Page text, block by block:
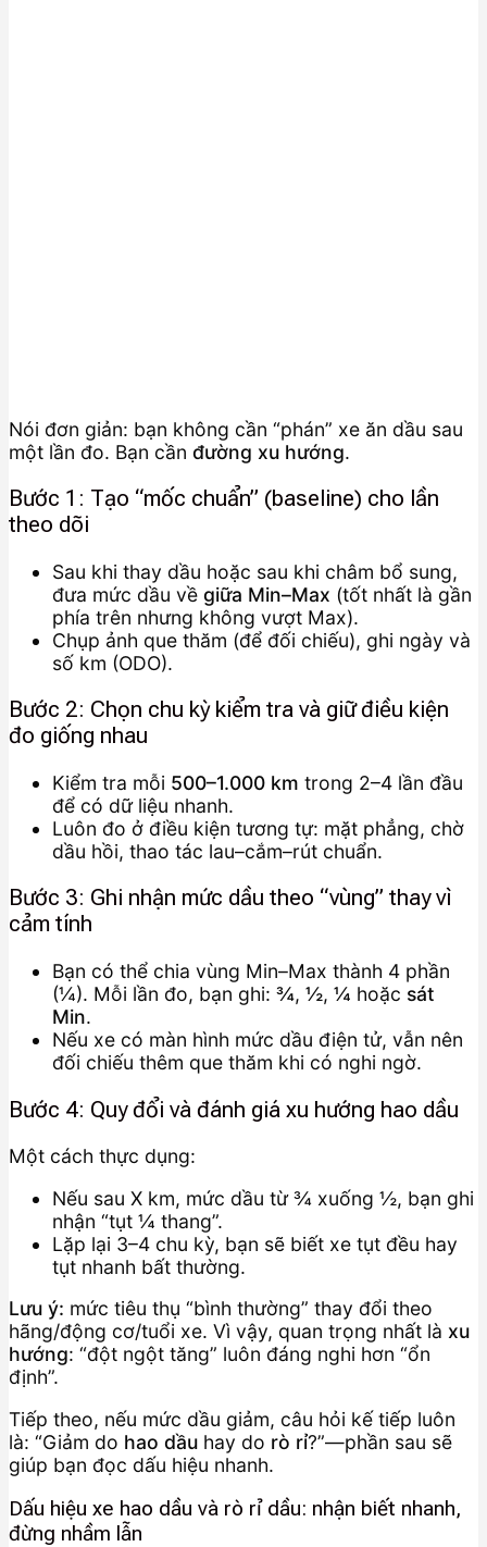
Nói đơn giản: bạn không cần “phán” xe ăn dầu sau
một lần đo. Bạn cần đường xu hướng.
Bước 1: Tạo “mốc chuẩn” (baseline) cho lần
theo dõi
Sau khi thay dầu hoặc sau khi châm bổ sung,
đưa mức dầu về giữa Min–Max (tốt nhất là gần
phía trên nhưng không vượt Max).
Chụp ảnh que thăm (để đối chiếu), ghi ngày và
số km (ODO).
Bước 2: Chọn chu kỳ kiểm tra và giữ điều kiện
đo giống nhau
Kiểm tra mỗi 500–1.000 km trong 2–4 lần đầu
để có dữ liệu nhanh.
Luôn đo ở điều kiện tương tự: mặt phẳng, chờ
dầu hồi, thao tác lau–cắm–rút chuẩn.
Bước 3: Ghi nhận mức dầu theo “vùng” thay vì
cảm tính
Bạn có thể chia vùng Min–Max thành 4 phần
(¼). Mỗi lần đo, bạn ghi: ¾, ½, ¼ hoặc sát
Min.
Nếu xe có màn hình mức dầu điện tử, vẫn nên
đối chiếu thêm que thăm khi có nghi ngờ.
Bước 4: Quy đổi và đánh giá xu hướng hao dầu
Một cách thực dụng:
Nếu sau X km, mức dầu từ ¾ xuống ½, bạn ghi
nhận “tụt ¼ thang”.
Lặp lại 3–4 chu kỳ, bạn sẽ biết xe tụt đều hay
tụt nhanh bất thường.
Lưu ý: mức tiêu thụ “bình thường” thay đổi theo
hãng/động cơ/tuổi xe. Vì vậy, quan trọng nhất là xu
hướng: “đột ngột tăng” luôn đáng nghi hơn “ổn
định”.
Tiếp theo, nếu mức dầu giảm, câu hỏi kế tiếp luôn
là: “Giảm do hao dầu hay do rò rỉ?”—phần sau sẽ
giúp bạn đọc dấu hiệu nhanh.
Dấu hiệu xe hao dầu và rò rỉ dầu: nhận biết nhanh,
đừng nhầm lẫn